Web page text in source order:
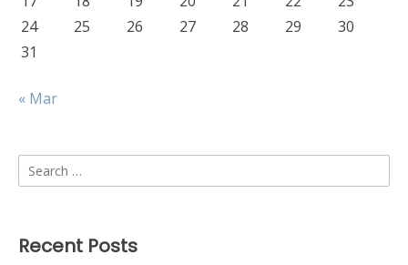
24
25 26 27 28 29
30
31
« Mar
Search
for:
Recent Posts